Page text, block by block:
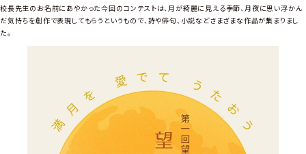
校長先生のお名前にあやかった今回のコンテストは、月が綺麗に見える季節、月夜に思い浮かん
だ気持ちを創作で表現してもらうというもので、詩や俳句、小説などさまざまな作品が集まりまし
た。